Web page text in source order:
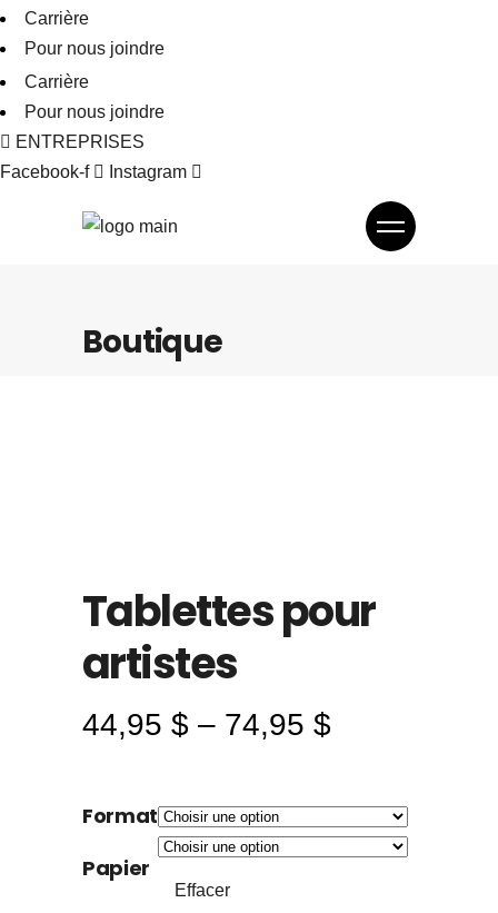
Carrière
Pour nous joindre
Carrière
Pour nous joindre
ENTREPRISES
Facebook-f
Instagram
Boutique
Tablettes pour
artistes
44,95 $ – 74,95 $
Plage
prix :
44,95 $
à
74,95 $
Format
Papier
Effacer